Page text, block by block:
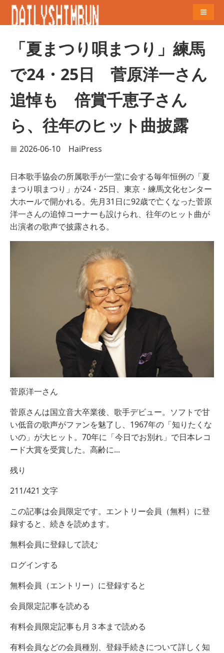
「夏まつり唄まつり」練馬
で24・25日 菅原洋一さん
追悼も 倍賞千恵子さん
ら、往年のヒット曲披露
2026-06-10 HaiPress
日本歌手協会の所属歌手が一堂に会する毎年恒例の「夏
まつり唄まつり」が24・25日、東京・練馬文化センター
大ホールで開かれる。先月31日に92歳で亡くなった菅原
洋一さんの追悼コーナーも設けられ、往年のヒット曲が
出演者の歌声で披露される。
菅原洋一さん
菅原さんは国立音大卒業後、歌手デビュー。ソフトで甘
い低音の歌声がファンを魅了し、1967年の「知りたくな
いの」が大ヒット。70年に「今日でお別れ」で日本レコ
ード大賞を受賞した。高齢に...
残り
211/421 文字
この記事は会員限定です。エントリー会員（無料）に登
録すると、続きを読めます。
無料会員に登録して読む
ログインする
無料会員（エントリー）に登録すると
会員限定記事を読める
有料会員限定記事も月３本まで読める
有料会員などの会員種別、登録手続きについて詳しく知